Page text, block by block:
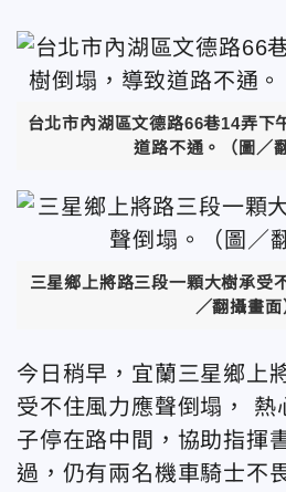
台北市內湖區文德路66巷14弄下
道路不通。（圖／
三星鄉上將路三段一顆大樹承受
／翻攝畫面
今日稍早，宜蘭三星鄉上
受不住風力應聲倒塌， 熱
子停在路中間，協助指揮
過，仍有兩名機車騎士不